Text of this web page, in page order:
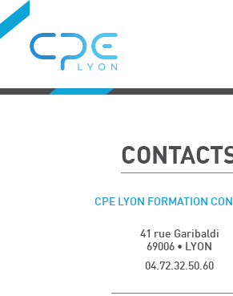
Formations diplômantes
Déroulement des formations
CoordonnéesCPE LYON FORMATION
41 rue Garibaldi
69006 • LYON
04.72.32.50.60
Cookies management panel